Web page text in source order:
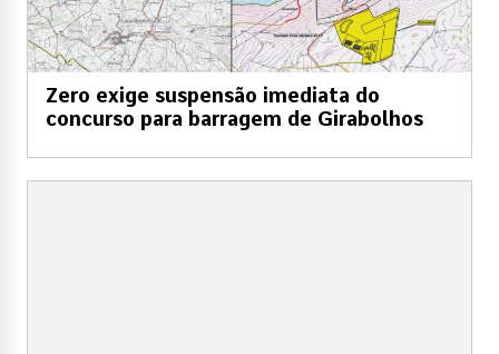
Zero exige suspensão imediata do
concurso para barragem de Girabolhos